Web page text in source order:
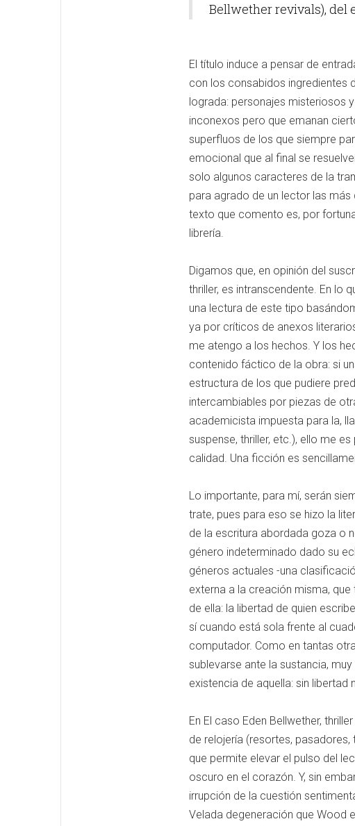
Bellwether revivals), del
El título induce a pensar de
con los consabidos ingredientes
lograda: personajes misteriosos
inconexos pero que emanan
superfluos de los que siempre
emocional que al final se
solo algunos caracteres de la
para agrado de un lector las
texto que comento es, por
librería.
Digamos que, en opinión del
thriller, es intranscendente. En lo
una lectura de este tipo
ya por críticos de anexos
me atengo a los hechos. Y los
contenido fáctico de la obra: si
estructura de los que pudiere
intercambiables por piezas de
academicista impuesta para la,
suspense, thriller, etc.), ello me
calidad. Una ficción es
Lo importante, para mí, serán
trate, pues para eso se hizo la
de la escritura abordada goza o
género indeterminado dado su
géneros actuales -una
externa a la creación misma,
de ella: la libertad de quien
sí cuando está sola frente al
computador. Como en tantas
sublevarse ante la sustancia,
existencia de aquella: sin libertad
En El caso Eden Bellwether,
de relojería (resortes,
que permite elevar el pulso del
oscuro en el corazón. Y, sin
irrupción de la cuestión
Velada degeneración que Wood